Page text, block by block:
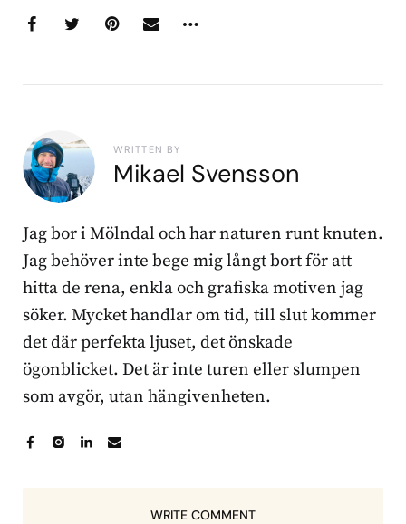
WRITTEN BY
Mikael Svensson
Jag bor i Mölndal och har naturen runt knuten.
Jag behöver inte bege mig långt bort för att
hitta de rena, enkla och grafiska motiven jag
söker. Mycket handlar om tid, till slut kommer
det där perfekta ljuset, det önskade
ögonblicket. Det är inte turen eller slumpen
som avgör, utan hängivenheten.
WRITE COMMENT